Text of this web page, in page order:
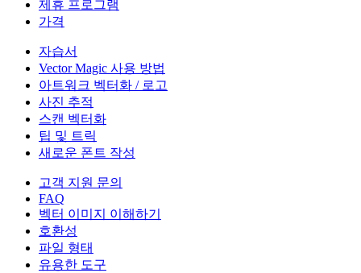
제휴 프로그램
가격
자습서
Vector Magic 사용 방법
아트워크 벡터화 / 로고
사진 추적
스캔 벡터화
팁 및 트릭
새로운 폰트 작성
고객 지원 문의
FAQ
벡터 이미지 이해하기
호환성
파일 형태
유용한 도구